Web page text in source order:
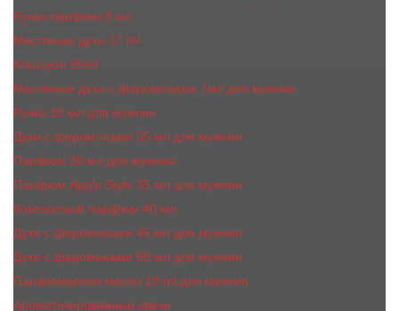
Ручка-парфюм 8 мл
Масляные духи 17 ml
Kreasyon 20ml
Масляные духи c феромонами 7мл для мужчин
Ручка 15 мл для мужчин
Духи с феромонами 35 мл для мужчин
Парфюм 30 мл для мужчин
Парфюм Apple Style 35 мл для мужчин
Компактный парфюм 40 мл
Духи с феромонами 45 мл для мужчин
Духи с феромонами 55 мл для мужчин
Парфюмерное масло 10 ml для мужчин
Ароматизированные свечи